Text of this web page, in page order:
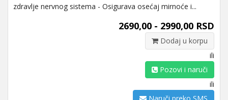
zdravlje nervnog sistema - Osigurava osećaj mirnoće i...
2690,00 - 2990,00 RSD
Dodaj u korpu
ili
Pozovi i naruči
ili
Naruči preko SMS